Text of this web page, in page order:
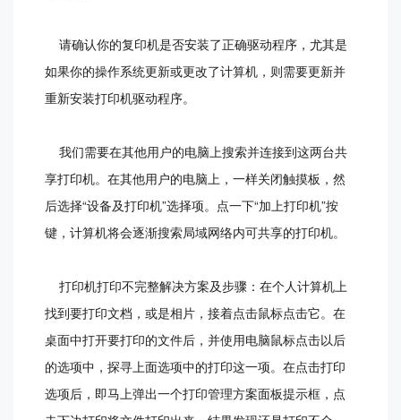
请确认你的复印机是否安装了正确驱动程序，尤其是
如果你的操作系统更新或更改了计算机，则需要更新并
重新安装打印机驱动程序。
我们需要在其他用户的电脑上搜索并连接到这两台共
享打印机。在其他用户的电脑上，一样关闭触摸板，然
后选择“设备及打印机”选择项。点一下“加上打印机”按
键，计算机将会逐渐搜索局域网络内可共享的打印机。
打印机打印不完整解决方案及步骤：在个人计算机上
找到要打印文档，或是相片，接着点击鼠标点击它。在
桌面中打开要打印的文件后，并使用电脑鼠标点击以后
的选项中，探寻上面选项中的打印这一项。在点击打印
选项后，即马上弹出一个打印管理方案面板提示框，点